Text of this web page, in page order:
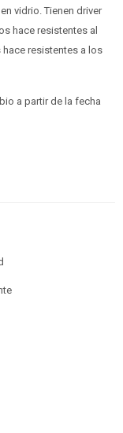
vidrio. Tienen driver
hace resistentes al
hace resistentes a los
a partir de la fecha